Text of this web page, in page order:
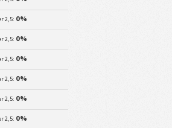
2,5: 0%
2,5: 0%
2,5: 0%
2,5: 0%
2,5: 0%
2,5: 0%